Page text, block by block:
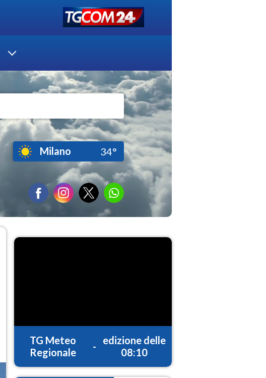
Milano 34°
TG Meteo
Regionale
-
edizione delle
08:10